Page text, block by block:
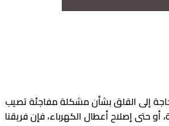
إلى القلق بشأن مشكلة مفاجئة تصيب
حتى إصلاح أعطال الكهرباء، فإن فريقنا